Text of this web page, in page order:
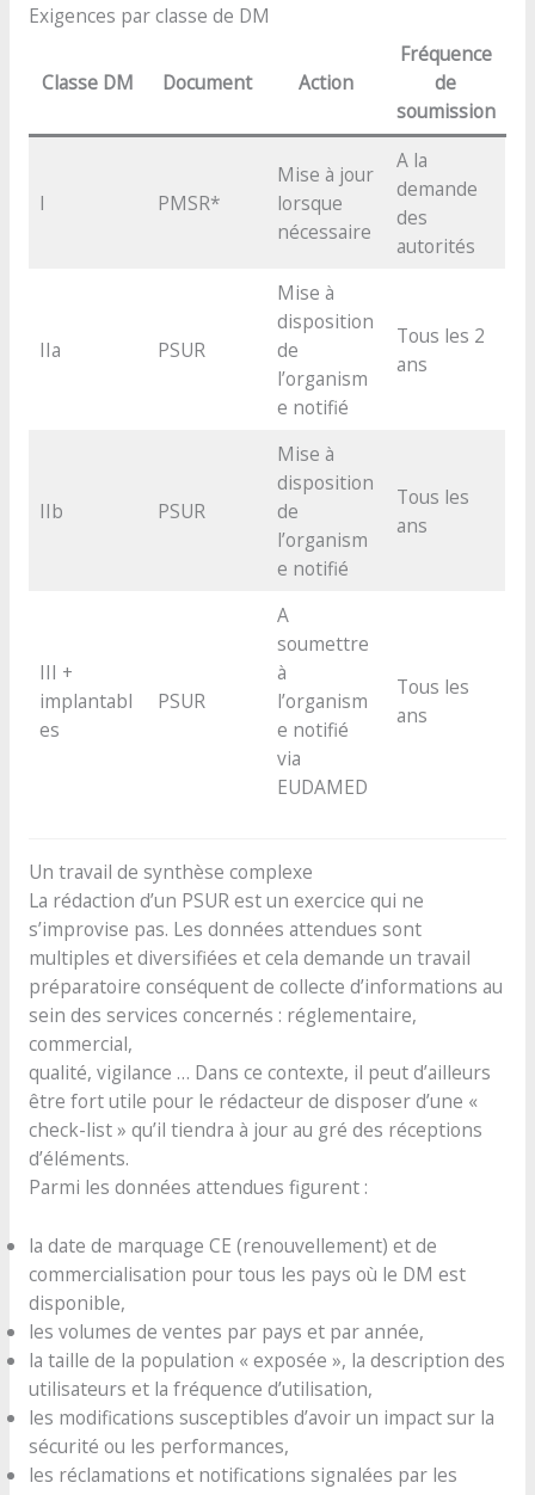
Exigences par classe de DM
Classe DM Document Action
Fréquence
de
soumission
I PMSR*
Mise à jour
lorsque
nécessaire
A la
demande
des
autorités
IIa PSUR
Mise à
disposition
de
l’organism
e notifié
Tous les 2
ans
IIb PSUR
Mise à
disposition
de
l’organism
e notifié
Tous les
ans
III +
implantabl
es
PSUR
A
soumettre
à
l’organism
e notifié
via
EUDAMED
Tous les
ans
Un travail de synthèse complexe
La rédaction d’un PSUR est un exercice qui ne
s’improvise pas. Les données attendues sont
multiples et diversifiées et cela demande un travail
préparatoire conséquent de collecte d’informations au
sein des services concernés : réglementaire,
commercial,
qualité, vigilance … Dans ce contexte, il peut d’ailleurs
être fort utile pour le rédacteur de disposer d’une «
check-list » qu’il tiendra à jour au gré des réceptions
d’éléments.
Parmi les données attendues figurent :
la date de marquage CE (renouvellement) et de
commercialisation pour tous les pays où le DM est
disponible,
les volumes de ventes par pays et par année,
la taille de la population « exposée », la description des
utilisateurs et la fréquence d’utilisation,
les modifications susceptibles d’avoir un impact sur la
sécurité ou les performances,
les réclamations et notifications signalées par les